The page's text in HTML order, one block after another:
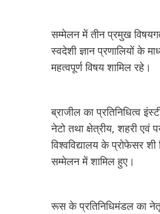
सम्मेलन में तीन प्रमुख
स्वदेशी ज्ञान प्रणालियों के
महत्वपूर्ण विषय शामिल रहे।
ब्राजील का प्रतिनिधित्व
नेटो तथा क्षेत्रीय, शहरी
विश्वविद्यालय के प्रोफेसर
सम्मेलन में शामिल हुए।
रूस के प्रतिनिधिमंडल का